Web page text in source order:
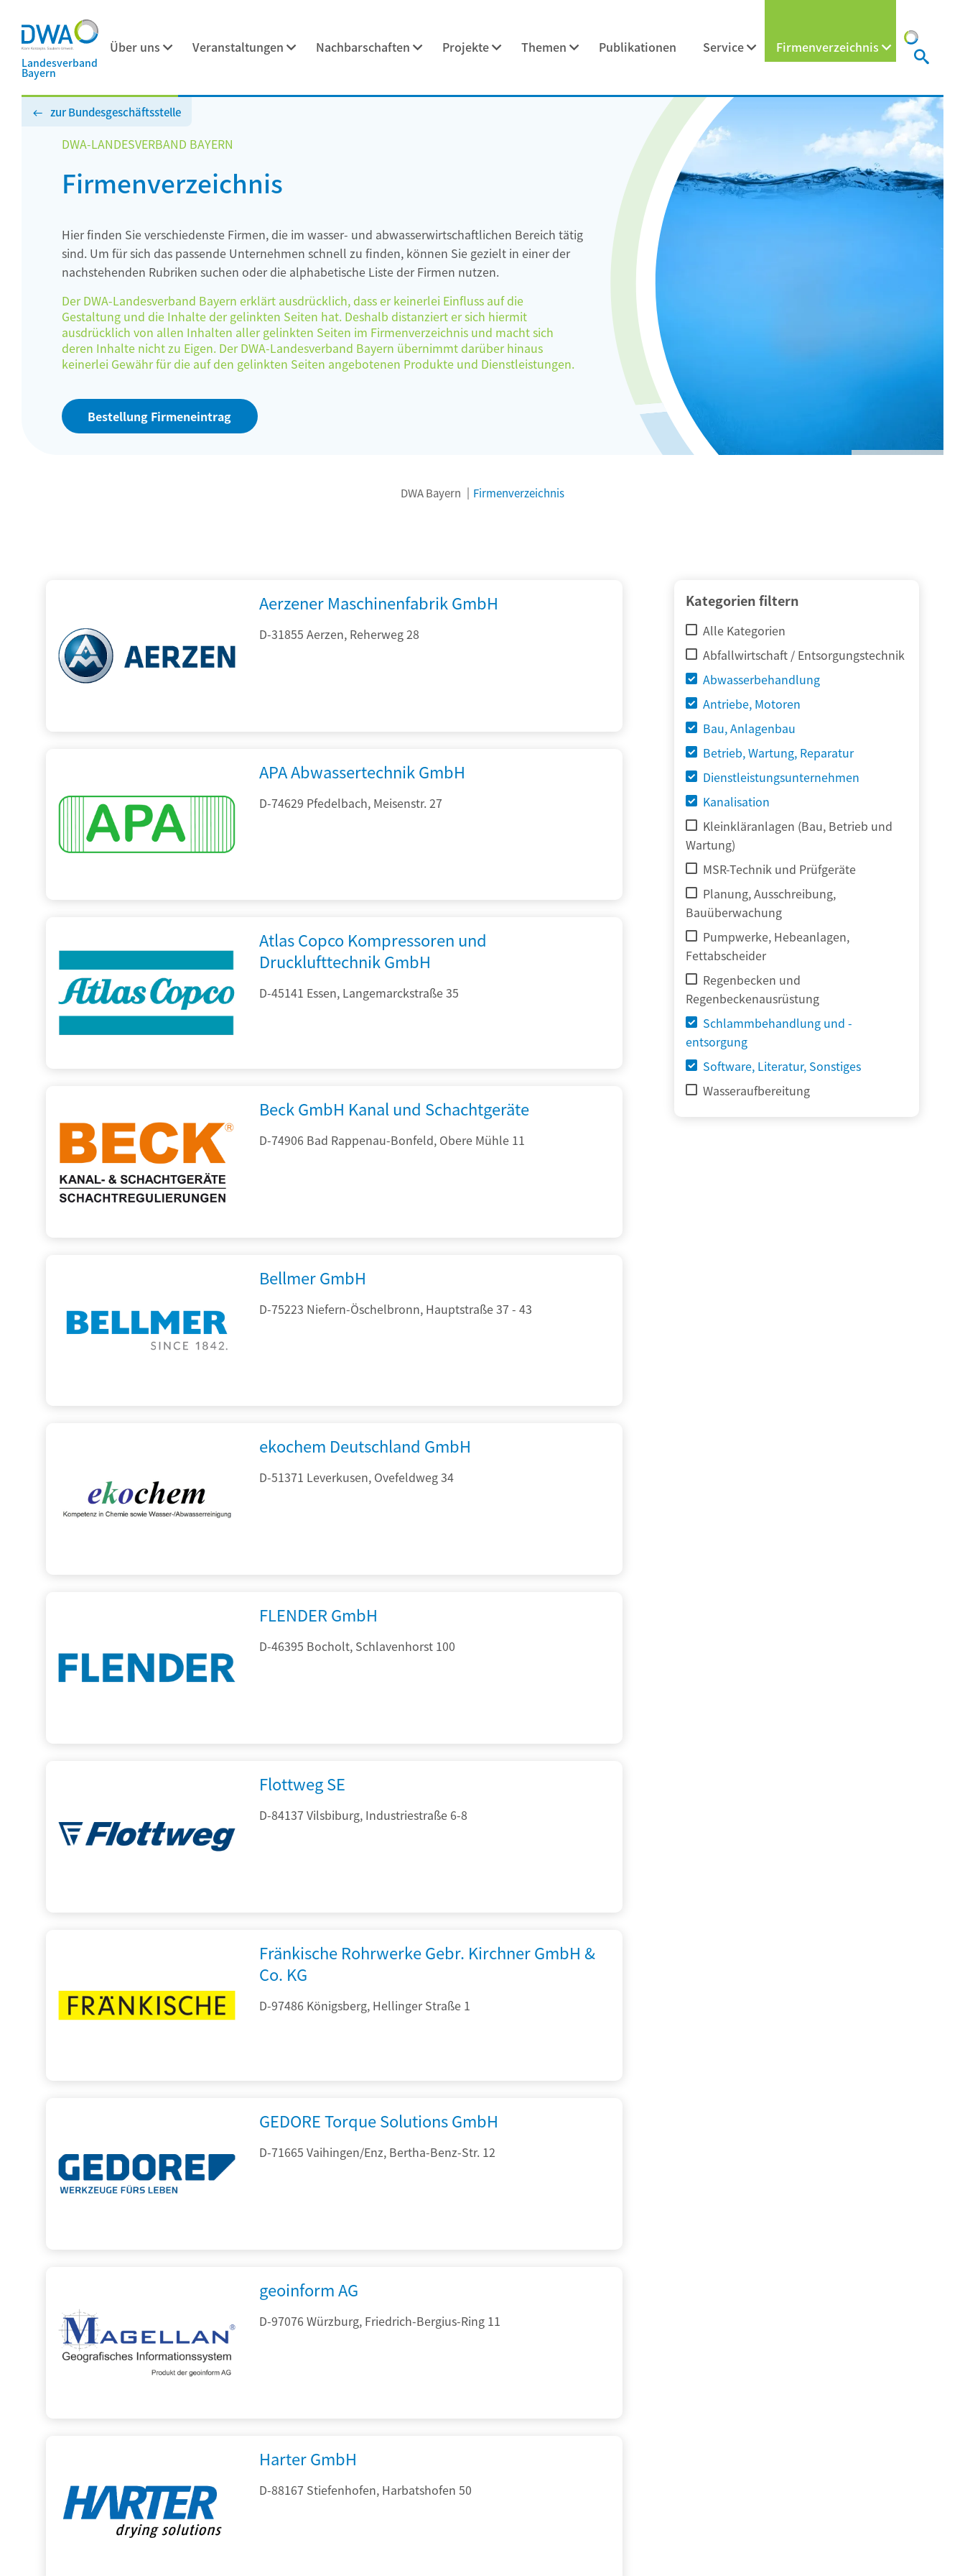
Landesverband
Bayern
Über uns Veranstaltungen Nachbarschaften Projekte Themen Publikationen Service Firmenverzeichnis
zur Bundesgeschäftsstelle
DWA-LANDESVERBAND BAYERN
Firmenverzeichnis
Hier finden Sie verschiedenste Firmen, die im wasser- und abwasserwirtschaftlichen Bereich tätig
sind. Um für sich das passende Unternehmen schnell zu finden, können Sie gezielt in einer der
nachstehenden Rubriken suchen oder die alphabetische Liste der Firmen nutzen.
Der DWA-Landesverband Bayern erklärt ausdrücklich, dass er keinerlei Einfluss auf die
Gestaltung und die Inhalte der gelinkten Seiten hat. Deshalb distanziert er sich hiermit
ausdrücklich von allen Inhalten aller gelinkten Seiten im Firmenverzeichnis und macht sich
deren Inhalte nicht zu Eigen. Der DWA-Landesverband Bayern übernimmt darüber hinaus
keinerlei Gewähr für die auf den gelinkten Seiten angebotenen Produkte und Dienstleistungen.
Bestellung Firmeneintrag
DWA Bayern Firmenverzeichnis
Kategorien filtern
Alle Kategorien
Abfallwirtschaft / Entsorgungstechnik
Abwasserbehandlung
Antriebe, Motoren
Bau, Anlagenbau
Betrieb, Wartung, Reparatur
Dienstleistungsunternehmen
Kanalisation
Kleinkläranlagen (Bau, Betrieb und
Wartung)
MSR-Technik und Prüfgeräte
Planung, Ausschreibung,
Bauüberwachung
Pumpwerke, Hebeanlagen,
Fettabscheider
Regenbecken und
Regenbeckenausrüstung
Schlammbehandlung und -
entsorgung
Software, Literatur, Sonstiges
Wasseraufbereitung
Aerzener Maschinenfabrik GmbH
D-31855 Aerzen, Reherweg 28
APA Abwassertechnik GmbH
D-74629 Pfedelbach, Meisenstr. 27
Atlas Copco Kompressoren und
Drucklufttechnik GmbH
D-45141 Essen, Langemarckstraße 35
Beck GmbH Kanal und Schachtgeräte
D-74906 Bad Rappenau-Bonfeld, Obere Mühle 11
Bellmer GmbH
D-75223 Niefern-Öschelbronn, Hauptstraße 37 - 43
ekochem Deutschland GmbH
D-51371 Leverkusen, Ovefeldweg 34
FLENDER GmbH
D-46395 Bocholt, Schlavenhorst 100
Flottweg SE
D-84137 Vilsbiburg, Industriestraße 6-8
Fränkische Rohrwerke Gebr. Kirchner GmbH &
Co. KG
D-97486 Königsberg, Hellinger Straße 1
GEDORE Torque Solutions GmbH
D-71665 Vaihingen/Enz, Bertha-Benz-Str. 12
geoinform AG
D-97076 Würzburg, Friedrich-Bergius-Ring 11
Harter GmbH
D-88167 Stiefenhofen, Harbatshofen 50